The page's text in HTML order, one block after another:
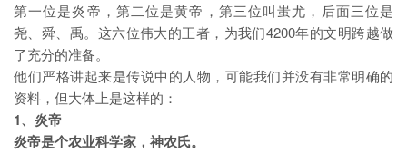
第一位是炎帝，第二位是黄帝，第三位叫蚩尤，后面三位是
尧、舜、禹。这六位伟大的王者，为我们4200年的文明跨越做
了充分的准备。
他们严格讲起来是传说中的人物，可能我们并没有非常明确的
资料，但大体上是这样的：
1、炎帝
炎帝是个农业科学家，神农氏。